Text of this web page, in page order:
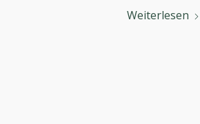
Weiterlesen